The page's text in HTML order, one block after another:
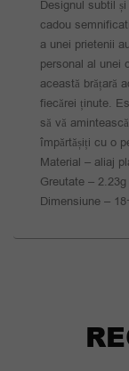
Designul subtil
cadou
a unei prietenii
personal al unei
această brățară
fiecărei ținute.
să vă
împărtășiți cu o
Material – aliaj
Greutate – 2.23g
Dimensiune –